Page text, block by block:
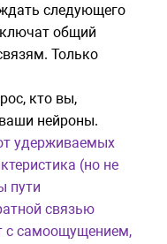
следующего
общий
Только
кто вы,
нейроны.
удерживаемых
(но не
пути
связью
с самоощущением,